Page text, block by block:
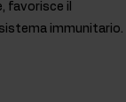
favorisce il
immunitario. Il